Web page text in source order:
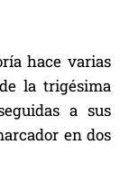
hace varias
la trigésima
a sus
en dos